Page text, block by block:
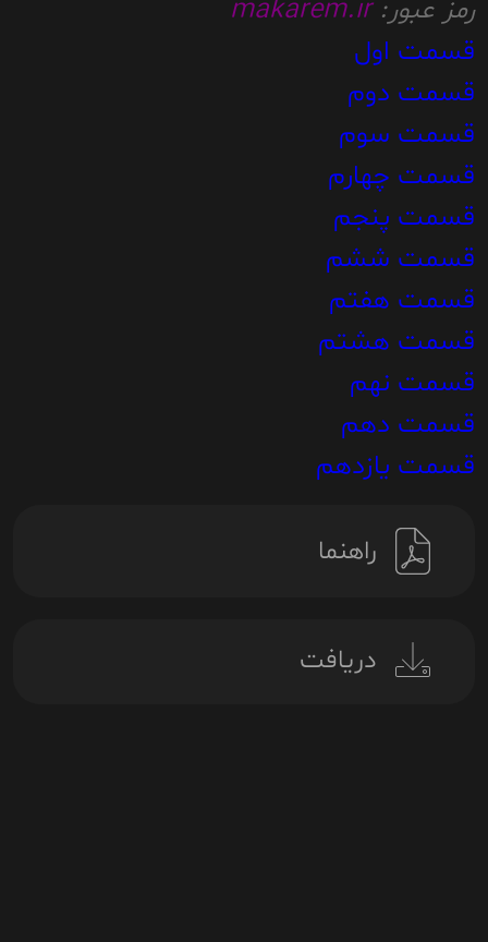
رمز عبور:makarem.ir
قسمت اول
قسمت دوم
قسمت سوم
قسمت چهارم
قسمت پنجم
قسمت ششم
قسمت هفتم
قسمت هشتم
قسمت نهم
قسمت دهم
قسمت یازدهم
راهنما
دریافت